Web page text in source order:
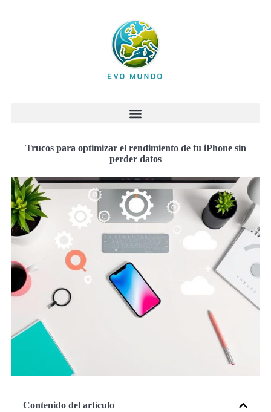
Trucos para optimizar el rendimiento de tu iPhone sin
perder datos
Contenido del artículo